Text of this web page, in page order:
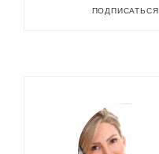
ПОДПИСАТЬСЯ